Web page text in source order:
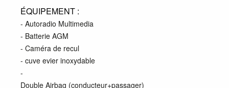
ÉQUIPEMENT :
- Autoradio Multimedia
- Batterie AGM
- Caméra de recul
- cuve evier inoxydable
-
Double Airbag (conducteur+passager)